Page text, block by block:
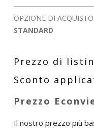
OPZIONE DI
STANDARD
Il nostro prezzo più